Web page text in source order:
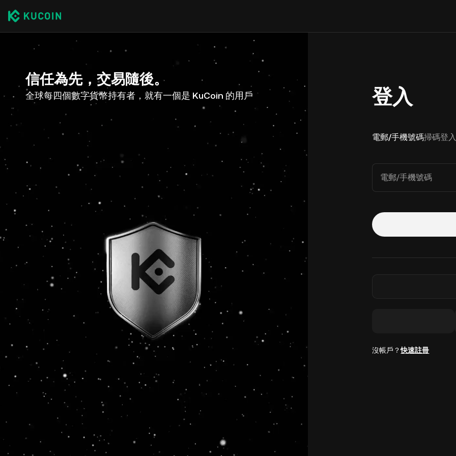
信任為先，交易隨後。
全球每四個數字貨幣持有者，就有一個是 KuCoin 的用戶 登入
電郵/手機號碼掃碼登入
電郵/手機號碼
沒帳戶？快速註冊